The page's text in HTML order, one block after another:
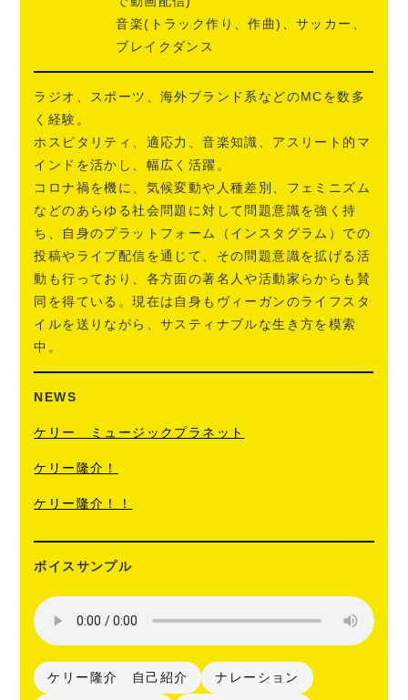
音楽(トラック作り、作曲)、サッカー、
ブレイクダンス
ラジオ、スポーツ、海外ブランド系などのMCを数多
く経験。
ホスピタリティ、適応力、音楽知識、アスリート的マ
インドを活かし、幅広く活躍。
コロナ禍を機に、気候変動や人種差別、フェミニズム
などのあらゆる社会問題に対して問題意識を強く持
ち、自身のプラットフォーム（インスタグラム）での
投稿やライブ配信を通じて、その問題意識を拡げる活
動も行っており、各方面の著名人や活動家らからも賛
同を得ている。現在は自身もヴィーガンのライフスタ
イルを送りながら、サスティナブルな生き方を模索
中。
NEWS
ケリー ミュージックプラネット
ケリー隆介！
ケリー隆介！！
ボイスサンプル
ケリー隆介 自己紹介 ナレーション